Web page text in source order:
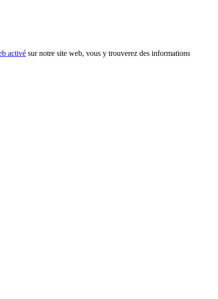
activé sur notre site web, vous y trouverez des informations